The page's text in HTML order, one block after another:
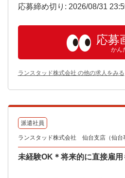
応募締め切り: 2026/08/31
応募
かん
ランスタッド株式会社 の他の求人をみる
派遣社員
ランスタッド株式会社 仙台支店（仙台
未経験OK＊将来的に直接雇用